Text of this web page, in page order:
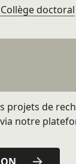
doctoral
projets de
notre